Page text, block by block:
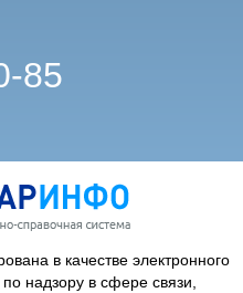
85
в качестве электронного
надзору в сфере связи,